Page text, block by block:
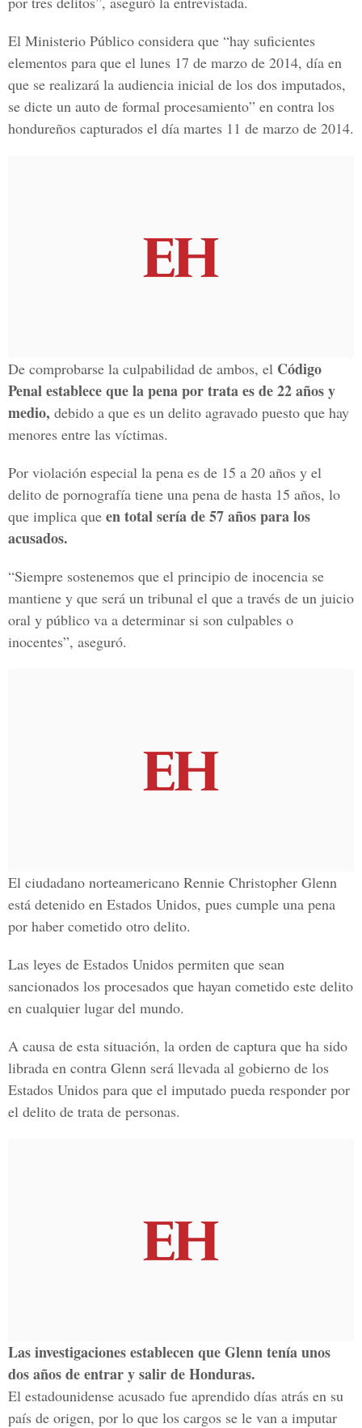
El Ministerio Público considera que “hay suficientes
elementos para que el lunes 17 de marzo de 2014, día en
que se realizará la audiencia inicial de los dos imputados,
se dicte un auto de formal procesamiento” en contra los
hondureños capturados el día martes 11 de marzo de 2014.
De comprobarse la culpabilidad de ambos, el Código
Penal establece que la pena por trata es de 22 años y
medio, debido a que es un delito agravado puesto que hay
menores entre las víctimas.
Por violación especial la pena es de 15 a 20 años y el
delito de pornografía tiene una pena de hasta 15 años, lo
que implica que en total sería de 57 años para los
acusados.
“Siempre sostenemos que el principio de inocencia se
mantiene y que será un tribunal el que a través de un juicio
oral y público va a determinar si son culpables o
inocentes”, aseguró.
El ciudadano norteamericano Rennie Christopher Glenn
está detenido en Estados Unidos, pues cumple una pena
por haber cometido otro delito.
Las leyes de Estados Unidos permiten que sean
sancionados los procesados que hayan cometido este delito
en cualquier lugar del mundo.
A causa de esta situación, la orden de captura que ha sido
librada en contra Glenn será llevada al gobierno de los
Estados Unidos para que el imputado pueda responder por
el delito de trata de personas.
Las investigaciones establecen que Glenn tenía unos
dos años de entrar y salir de Honduras.
El estadounidense acusado fue aprendido días atrás en su
país de origen, por lo que los cargos se le van a imputar